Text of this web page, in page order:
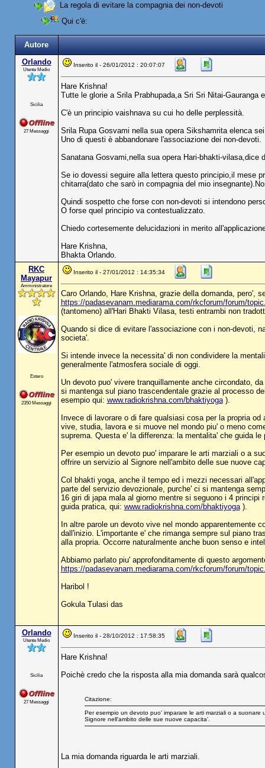
La regola di evitare la compagnia dei non-devoti
Qui c'è:
Autore
Orlando
Utente Medio
Sicilia
27 Messaggi
Inserito il - 26/01/2012 : 20:07:07
Hare Krishna!
Tutte le glorie a Srila Prabhupada,a Sri Sri Nitai-Gauranga
C'è un principio vaishnava su cui ho delle perplessità.
Srila Rupa Gosvami nella sua opera Sikshamrita elenca
Uno di questi è abbandonare l'associazione dei non-devoti.
Sanatana Gosvami,nella sua opera Hari-bhakti-vilasa,dice
Se io dovessi seguire alla lettera questo principio,il mese
chitarra(dato che sarò in compagnia del mio
Quindi sospetto che forse con non-devoti si intendono
O forse quel principio va contestualizzato.
Chiedo cortesemente delucidazioni in merito
Hare Krishna,
Bhakta Orlando.
RKC
Mayapur
Amministratore
Estero
2350 Messaggi
Inserito il - 27/01/2012 : 14:35:34
Caro Orlando, Hare Krishna, grazie della domanda, pero',
https://padasevanam.mediarama.com/rkcforum/forum/
(tantomeno) all'Hari Bhakti Vilasa, testi entrambi non
Quando si dice di evitare l'associazione con i non-devoti,
societa'.
Si intende invece la necessita' di non condividere la
generalmente l'atmosfera sociale di oggi.
Un devoto puo' vivere tranquillamente anche circondato,
si mantenga sul piano trascendentale grazie al processo
esempio qui: www.radiokrishna.com/bhaktiyoga).
Invece di lavorare o di fare qualsiasi cosa per la propria
vive, studia, lavora e si muove nel mondo piu' o meno
suprema. Questa e' la differenza: la mentalita' che guida le
Per esempio un devoto puo' imparare le arti marziali o a
offrire un servizio al Signore nell'ambito delle sue nuove
Col bhakti yoga, anche il tempo ed i mezzi necessari
parte del servizio devozionale, purche' ci si mantenga
16 giri di japa mala al giorno mentre si seguono i 4
guida pratica, qui: www.radiokrishna.com/bhaktiyoga).
In altre parole un devoto vive nel mondo apparentemente
dall'inizio. L'importante e' che rimanga sempre sul piano
alla propria. Occorre naturalmente anche buon senso e
Abbiamo parlato piu' approfonditamente di questo
https://padasevanam.mediarama.com/rkcforum/forum/
Haribol !
Gokula Tulasi das
Orlando
Utente Medio
Sicilia
27 Messaggi
Inserito il - 28/10/2012 : 17:58:35
Hare Krishna!
Poichè credo che la risposta alla mia domanda sarà
Citazione:
Per esempio un devoto puo' imparare le arti marziali o a
Signore nell'ambito delle sue nuove capacita'.
La mia domanda riguarda le arti marziali.